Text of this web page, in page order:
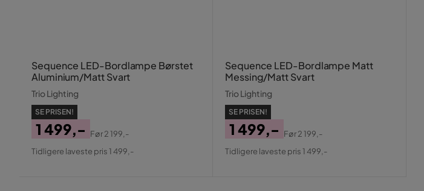
Sequence LED-Bordlampe Børstet
Aluminium/Matt Svart
Trio Lighting
SE PRISEN!
Pris
1 499,-
Original
Før2 199,-
Tidligere laveste pris 1 499,-
Sequence LED-Bordlampe Matt
Messing/Matt Svart
Trio Lighting
SE PRISEN!
Pris
1 499,-
Original
Før2 199,-
Tidligere laveste pris 1 499,-